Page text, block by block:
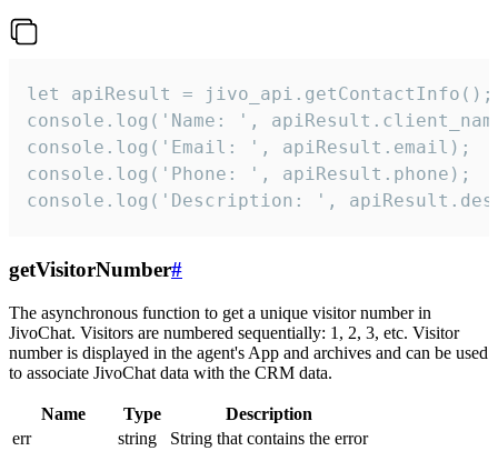
let apiResult = jivo_api.getContactInfo();
console.log('Name: ',
console.log('Email: ', apiResult.email);
console.log('Phone: ', apiResult.phone);
console.log('Description: ',
getVisitorNumber#
The asynchronous function to get a unique visitor number in
JivoChat. Visitors are numbered sequentially: 1, 2, 3, etc. Visitor
number is displayed in the agent's App and archives and can be used
to associate JivoChat data with the CRM data.
Name Type
Description
err
string
String that contains the error